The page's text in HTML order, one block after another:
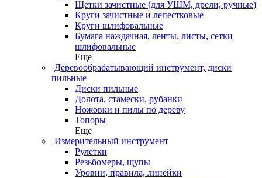
Щетки зачистные (для УШМ, дрели, ручные)
Круги зачистные и лепестковые
Круги шлифовальные
Бумага наждачная, ленты, листы, сетки
шлифовальные
Еще
Деревообрабатывающий инструмент, диски
пильные
Диски пильные
Долота, стамески, рубанки
Ножовки и пилы по дереву
Топоры
Еще
Измерительный инструмент
Рулетки
Резьбомеры, щупы
Уровни, правила, линейки